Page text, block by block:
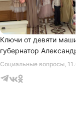
Социальные вопросы,
Ключи от девяти машин
губернатор Александр